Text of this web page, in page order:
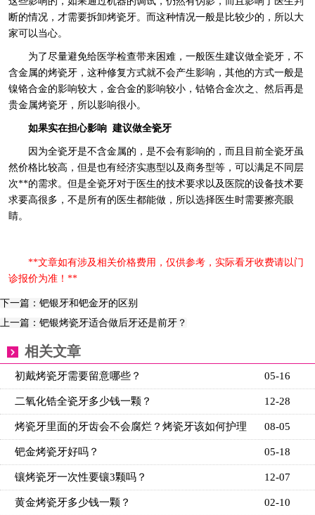
断的情况，才需要拆卸烤瓷牙。而这种情况一般是比较少的，所以大
家可以当心。
为了尽量避免给医学检查带来困难，一般医生建议做全瓷牙，不
含金属的烤瓷牙，这种修复方式就不会产生影响，其他的方式一般是
镍铬合金的影响较大，金合金的影响较小，钴铬合金次之、然后再是
贵金属烤瓷牙，所以影响很小。
如果实在担心影响 建议做全瓷牙
因为全瓷牙是不含金属的，是不会有影响的，而且目前全瓷牙虽
然价格比较高，但是也有经济实惠型以及商务型等，可以满足不同层
次**的需求。但是全瓷牙对于医生的技术要求以及医院的设备技术要
求要高很多，不是所有的医生都能做，所以选择医生时需要擦亮眼
睛。
**文章如有涉及相关价格费用，仅供参考，实际看牙收费请以门
诊报价为准！**
下一篇：钯银牙和钯金牙的区别
上一篇：钯银烤瓷牙适合做后牙还是前牙？
相关文章
05-16
初戴烤瓷牙需要留意哪些？
12-28
二氧化锆全瓷牙多少钱一颗？
08-05
烤瓷牙里面的牙齿会不会腐烂？烤瓷牙该如何护理
05-18
钯金烤瓷牙好吗？
12-07
镶烤瓷牙一次性要镶3颗吗？
02-10
黄金烤瓷牙多少钱一颗？